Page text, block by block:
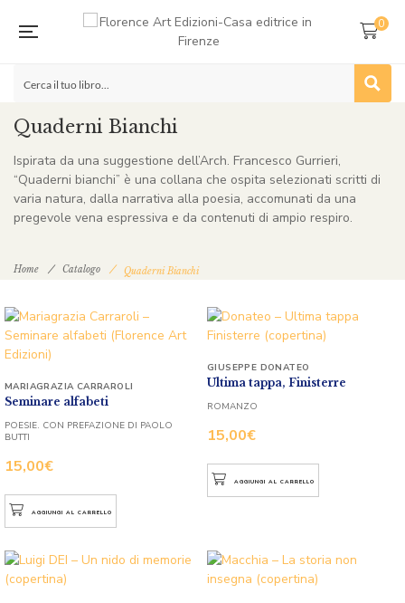
0
Quaderni Bianchi
Ispirata da una suggestione dell’Arch. Francesco Gurrieri,
“Quaderni bianchi” è una collana che ospita selezionati scritti di
varia natura, dalla narrativa alla poesia, accomunati da una
pregevole vena espressiva e da contenuti di ampio respiro.
Home Catalogo Quaderni Bianchi
Seminare alfabeti
15,00€
MARIAGRAZIA CARRAROLI
POESIE. CON PREFAZIONE DI PAOLO
BUTTI
AGGIUNGI AL CARRELLO
Ultima tappa, Finisterre
15,00€
GIUSEPPE DONATEO
ROMANZO
AGGIUNGI AL CARRELLO